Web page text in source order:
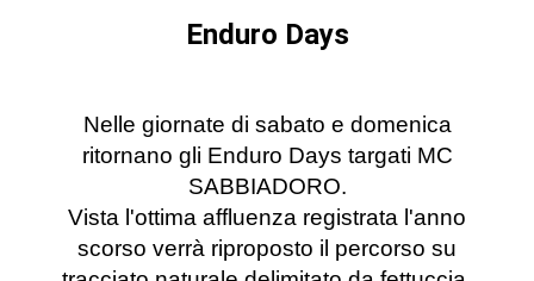
Enduro Days
Nelle giornate di sabato e domenica
ritornano gli Enduro Days targati MC
SABBIADORO.
Vista l'ottima affluenza registrata l'anno
scorso verrà riproposto il percorso su